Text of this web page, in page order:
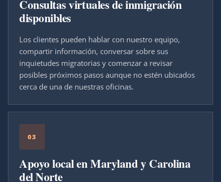
Consultas virtuales de inmigración
disponibles
Los clientes pueden hablar con nuestro equipo,
compartir información, conversar sobre sus
inquietudes migratorias y comenzar a revisar
posibles próximos pasos aunque no estén ubicados
cerca de una de nuestras oficinas.
03
Apoyo local en Maryland y Carolina
del Norte